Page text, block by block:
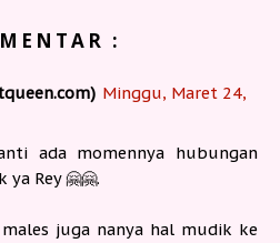
:
Minggu, Maret 24,
ada momennya hubungan
Rey 🤗🤗.
juga nanya hal mudik ke